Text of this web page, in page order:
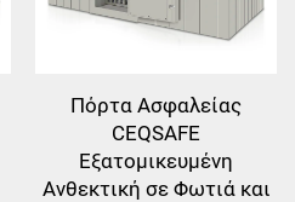
Πόρτα Ασφαλείας
CEQSAFE
Εξατομικευμένη
Ανθεκτική σε Φωτιά και